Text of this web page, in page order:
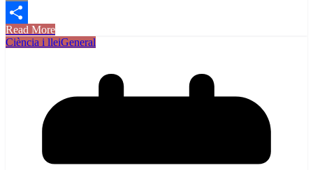
Email
Comparteix
Read More
Ciència i lleiGeneral